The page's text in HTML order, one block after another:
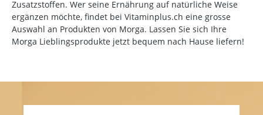
Zusatzstoffen. Wer seine Ernährung auf natürliche Weise
ergänzen möchte, findet bei Vitaminplus.ch eine grosse
Auswahl an Produkten von Morga. Lassen Sie sich Ihre
Morga Lieblingsprodukte jetzt bequem nach Hause liefern!